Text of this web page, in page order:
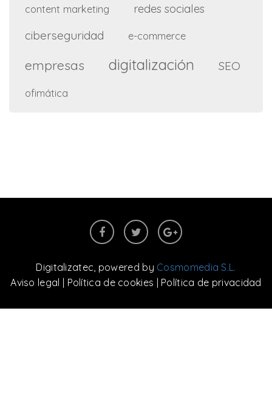
content marketing redes sociales
ciberseguridad e-commerce
empresas digitalización SEO
ofimática
Digitalizatec, powered by Cosmomedia S.L.
Aviso legal
Política de cookies Política de privacidad